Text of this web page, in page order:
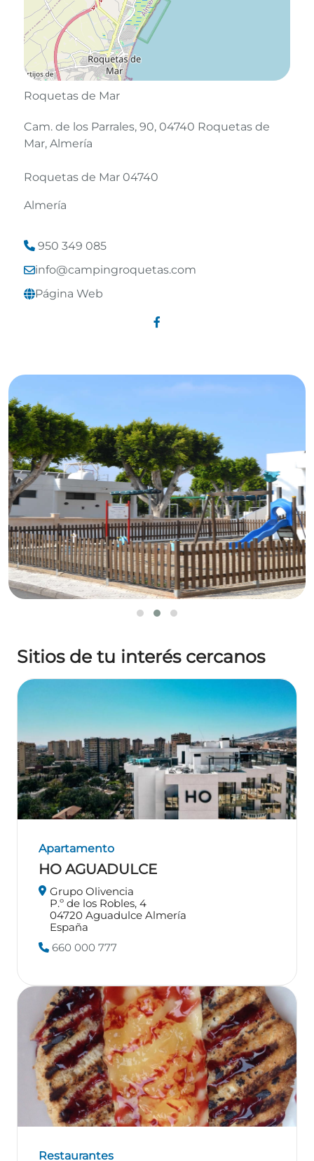
Roquetas de Mar
Cam. de los Parrales, 90, 04740 Roquetas de
Mar, Almería
Roquetas de Mar 04740
Almería
950 349 085
info@campingroquetas.com
Página Web
Sitios de tu interés cercanos
Apartamento
HO AGUADULCE
Grupo Olivencia
P.º de los Robles, 4
04720 Aguadulce Almería
España
660 000 777
Restaurantes